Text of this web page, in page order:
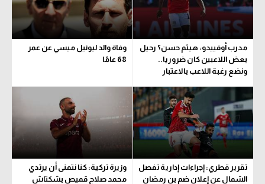
مدرب أوفييدو: هيثم حسن؟ رحيل
بعض اللاعبين كان ضروريا..
ونضع رغبة اللاعب بالاعتبار
وفاة والد ليونيل ميسي عن عمر
68 عامًا
تقرير قطري: إجراءات إدارية تفصل
الشمال عن إعلان ضم بن رمضان
وزيرة تركية: كنا نتمنى أن يرتدي
محمد صلاح قميص بشكتاش